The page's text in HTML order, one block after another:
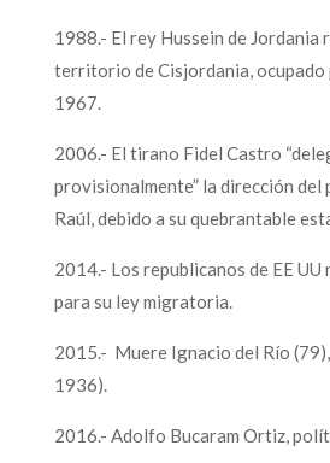
1988.- El rey Hussein de Jordania
territorio de Cisjordania, ocupado
1967.
2006.- El tirano Fidel Castro
provisionalmente” la dirección del
Raúl, debido a su quebrantable
2014.- Los republicanos de EE
para su ley migratoria.
2015.- Muere Ignacio del Río
1936).
2016.- Adolfo Bucaram Ortiz,